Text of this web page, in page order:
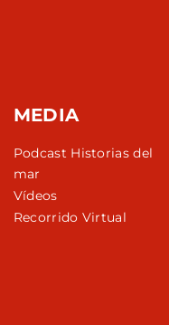
MEDIA
Podcast Historias del
mar
Vídeos
Recorrido Virtual